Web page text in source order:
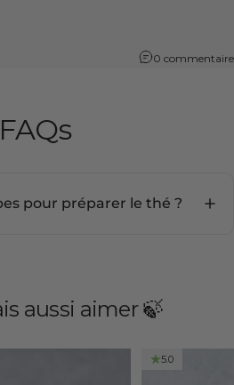
0 commentaire
FAQs
pour préparer le thé ?
aussi aimer 🍃
5.0